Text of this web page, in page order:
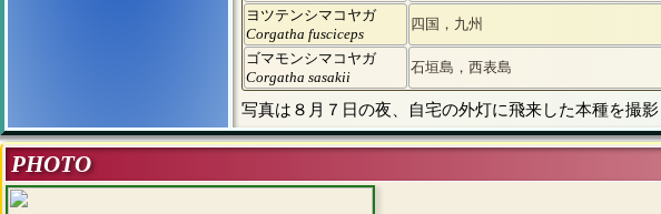
ヨツテンシマコヤガ
Corgatha fusciceps
四国，九州
ゴマモンシマコヤガ
Corgatha sasakii
石垣島，西表島
写真は８月７日の夜、自宅の外灯に飛来した本種を撮
PHOTO